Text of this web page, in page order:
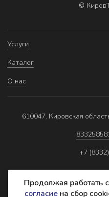
©
Услуги
Каталог
О нас
610047, Кировская
+7
Продолжая работать
согласие на сбор